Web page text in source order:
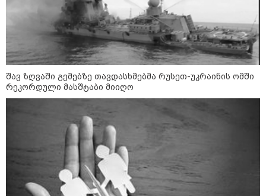
"რაკეტები ჩვენც გვჭირდება" - დონალდ
ტრამპი უკრაინისთვის Patriot-ის
რაკეტების გაგზავნაზე
შავ ზღვაში გემებზე თავდასხმებმა რუსეთ-უკრაინის ომში
რეკორდული მასშტაბი მიიღო